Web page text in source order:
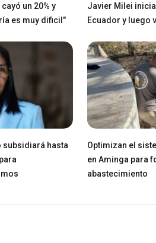
un 20% y
es muy dificil"
Javier Milei
Ecuador y luego
subsidiará hasta
Optimizan el
en Aminga para
abastecimiento